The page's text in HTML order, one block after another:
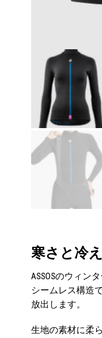
寒さと冷
ASSOSのウィン
シームレス構造
放出します。
生地の素材に柔